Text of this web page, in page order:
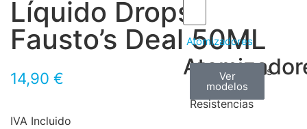
Atomizadores
Claromizadores
Ver
modelos
Reconstruíveis
Ver
modelos
Resistencias
Ver
modelos
Líquido Drops
Fausto’s Deal 50ML
14,90 €
IVA Incluido